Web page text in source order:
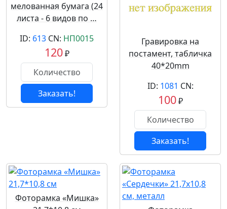
мелованная бумага (24
листа - 6 видов по …
ID: 613 CN: НП0015
120₽
Заказать!
Гравировка на
постамент, табличка
40*20mm
ID: 1081 CN:
100₽
Заказать!
Фоторамка «Мишка»